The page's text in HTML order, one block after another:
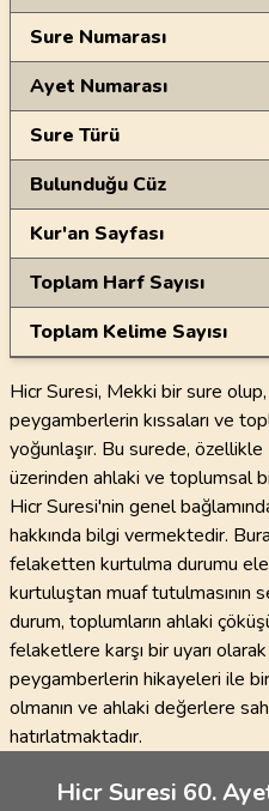
Sure Numarası
Ayet Numarası
Sure Türü
Bulunduğu Cüz
Kur'an Sayfası
Toplam Harf Sayısı
Toplam Kelime Sayısı
Hicr Suresi, Mekki bir sure
peygamberlerin kıssaları ve
yoğunlaşır. Bu surede,
üzerinden ahlaki ve toplumsal
Hicr Suresi'nin genel
hakkında bilgi vermektedir.
felaketten kurtulma durumu ele
kurtuluştan muaf tutulmasının
durum, toplumların ahlaki
felaketlere karşı bir uyarı
peygamberlerin hikayeleri ile
olmanın ve ahlaki değerlere
hatırlatmaktadır.
Hicr Suresi 60.